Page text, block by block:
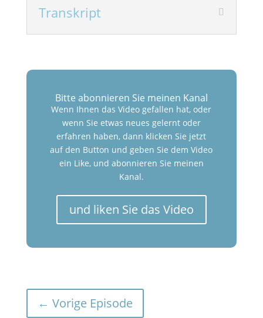
Transkript
Bitte abonnieren Sie meinen Kanal
Wenn Ihnen das Video gefallen hat, oder
wenn Sie etwas neues gelernt oder
erfahren haben, dann klicken Sie jetzt
auf den Button und geben Sie dem Video
ein Like, und abonnieren Sie meinen
Kanal.
und liken Sie das Video
← Vorige Episode